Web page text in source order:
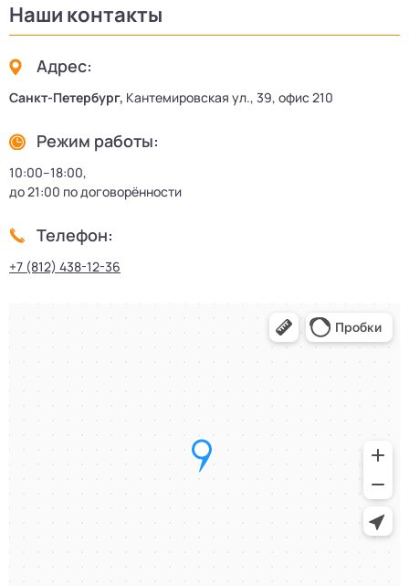
Наши контакты
Адрес:
Санкт-Петербург, Кантемировская ул., 39, офис 210
Режим работы:
10:00–18:00,
до 21:00 по договорённости
Телефон:
+7 (812) 438-12-36